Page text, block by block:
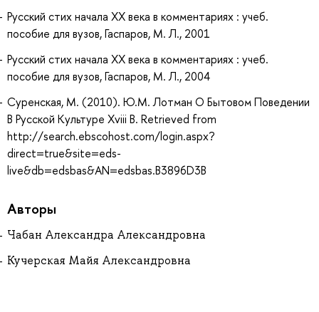
Русский стих начала XX века в комментариях : учеб.
пособие для вузов, Гаспаров, М. Л., 2001
Русский стих начала ХХ века в комментариях : учеб.
пособие для вузов, Гаспаров, М. Л., 2004
Суренская, М. (2010). Ю.М. Лотман О Бытовом Поведении
В Русской Культуре Xviii В. Retrieved from
http://search.ebscohost.com/login.aspx?
direct=true&site=eds-
live&db=edsbas&AN=edsbas.B3896D3B
Авторы
Чабан Александра Александровна
Кучерская Майя Александровна